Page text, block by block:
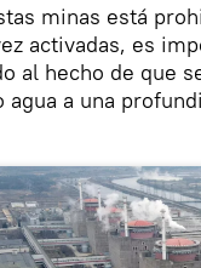
minas está
activadas, es
al hecho de que
agua a una